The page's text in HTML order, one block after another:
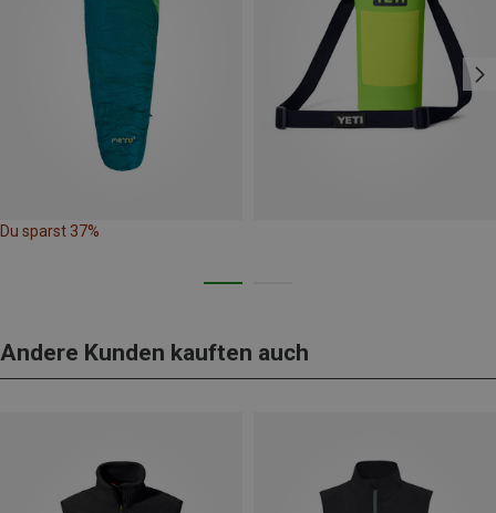
Du sparst 37%
Andere Kunden kauften auch